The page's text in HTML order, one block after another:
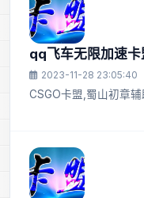
qq飞车无限加速
2023-11-28 23:05:40
CSGO卡盟,蜀山初章